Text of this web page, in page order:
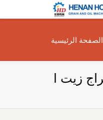
النباتية
بك
الصفحة الرئيسية
زيت ا